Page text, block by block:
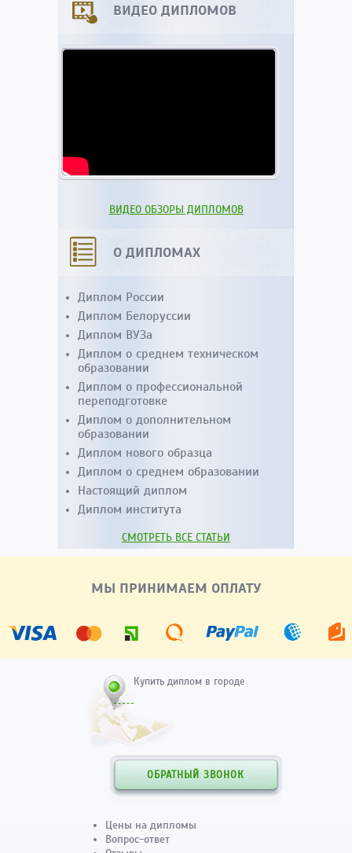
ВИДЕО ДИПЛОМОВ
ВИДЕО ОБЗОРЫ ДИПЛОМОВ
О ДИПЛОМАХ
Диплом России
Диплом Белоруссии
Диплом ВУЗа
Диплом о среднем техническом
образовании
Диплом о профессиональной
переподготовке
Диплом о дополнительном
образовании
Диплом нового образца
Диплом о среднем образовании
Настоящий диплом
Диплом института
СМОТРЕТЬ ВСЕ СТАТЬИ
МЫ ПРИНИМАЕМ ОПЛАТУ
Купить диплом в городе
ОБРАТНЫЙ ЗВОНОК
Цены на дипломы
Вопрос-ответ